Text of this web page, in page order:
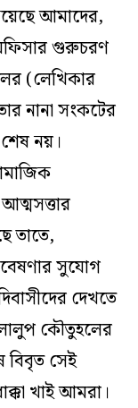
আমাদের,
গুরুচরণ
(লেখিকার
নানা সংকটের
নয়।
তাতে,
সুযোগ
দেখতে
কৌতুহলের
বিবৃত সেই
খাই আমরা।